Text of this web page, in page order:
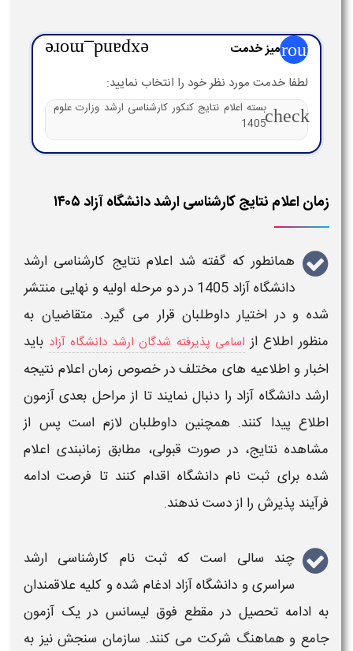
groupمیز خدمت expand_more
لطفا خدمت مورد نظر خود را انتخاب نمایید:
checkبسته اعلام نتایج کنکور کارشناسی ارشد وزارت علوم
1405
زمان اعلام نتایج کارشناسی ارشد دانشگاه آزاد ۱۴۰۵
همانطور که گفته شداعلام نتایج کارشناسی ارشد
دانشگاه آزاد 1405
دردو مرحله اولیه ونهایی منتشر
شده و در اختیار داوطلبان قرار می گیرد. متقاضیان به
منظور اطلاع از اسامی پذیرفته شدگان ارشد دانشگاه آزاد باید
اخبار و اطلاعیه های مختلف در خصوص زمان اعلام نتیجه
ارشد دانشگاه آزاد را دنبال نمایند تا از مراحل بعدی آزمون
اطلاع پیدا کنند. همچنین داوطلبان لازم است پس از
مشاهده نتایج، در صورت قبولی، مطابق زمانبندی اعلام‌
شده برای ثبت نام دانشگاه اقدام کنند تا فرصت ادامه
فرآیند پذیرش را از دست ندهند.
چند سالی است کهثبت نام کارشناسی ارشد
سراسری و دانشگاه آزاد ادغام شده و کلیه علاقمندان
به ادامه تحصیل در مقطع فوق لیسانس در یک آزمون
جامع و هماهنگ شرکت می کنند. سازمان سنجش نیز به